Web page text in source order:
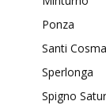
Ponza
Santi
Sperlonga
Spigno